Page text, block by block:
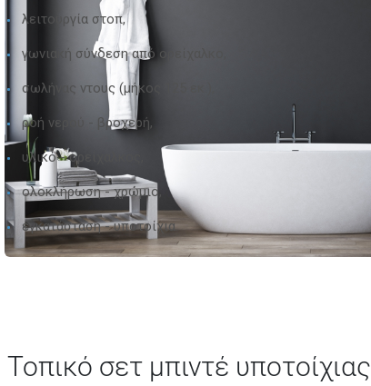
λειτουργία στοπ,
γωνιακή σύνδεση από ορείχαλκο,
σωλήνας ντους (μήκος 125 εκ.),
ροή νερού - βροχερή,
υλικό - ορείχαλκος,
ολοκλήρωση - χρώμιο,
εγκατάσταση - υποτοίχια.
Τοπικό σετ μπιντέ υποτοίχιας